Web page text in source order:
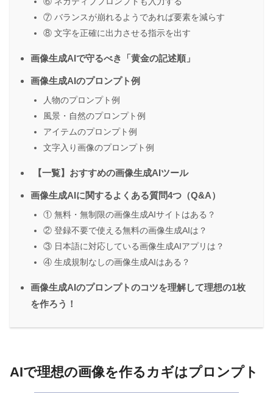
⑦ バランスが崩れるようであれば要素を減らす
⑧ 文字を正確に出力させる指示を出す
画像生成AIで守るべき「黄金の記述順」
画像生成AIのプロンプト例
人物のプロンプト例
風景・自然のプロンプト例
アイテムのプロンプト例
文字入り画像のプロンプト例
【一覧】おすすめの画像生成AIツール
画像生成AIに関するよくある質問4つ（Q&A）
① 無料・無制限の画像生成AIサイトはある？
② 登録不要で使える無料の画像生成AIは？
③ 日本語に対応している画像生成AIアプリは？
④ 生成規制なしの画像生成AIはある？
画像生成AIのプロンプトのコツを理解して理想の1枚
を作ろう！
AIで理想の画像を作るカギはプロンプト